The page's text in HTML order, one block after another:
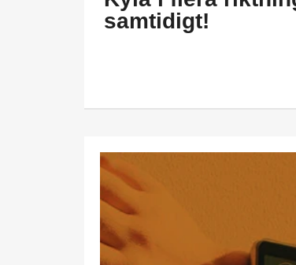
samtidigt!